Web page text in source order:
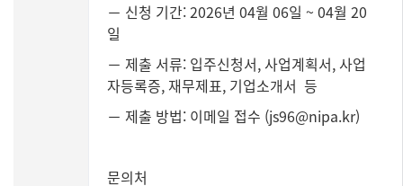
－ 신청 기간: 2026년 04월 06일 ~ 04월 20
일
－ 제출 서류: 입주신청서, 사업계획서, 사업
자등록증, 재무제표, 기업소개서 등
－ 제출 방법: 이메일 접수 (js96@nipa.kr)
문의처